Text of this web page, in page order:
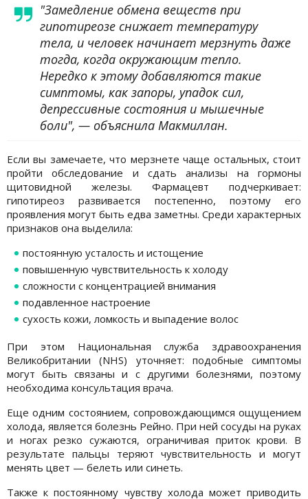
"Замедление обмена веществ при
гипотиреозе снижает температуру
тела, и человек начинает мерзнуть даже
тогда, когда окружающим тепло.
Нередко к этому добавляются такие
симптомы, как запоры, упадок сил,
депрессивные состояния и мышечные
боли", — объяснила Макмиллан.
Если вы замечаете, что мерзнете чаще остальных, стоит
пройти обследование и сдать анализы на гормоны
щитовидной железы. Фармацевт подчеркивает:
гипотиреоз развивается постепенно, поэтому его
проявления могут быть едва заметны. Среди характерных
признаков она выделила:
постоянную усталость и истощение
повышенную чувствительность к холоду
сложности с концентрацией внимания
подавленное настроение
сухость кожи, ломкость и выпадение волос
При этом Национальная служба здравоохранения
Великобритании (NHS) уточняет: подобные симптомы
могут быть связаны и с другими болезнями, поэтому
необходима консультация врача.
Еще одним состоянием, сопровождающимся ощущением
холода, является болезнь Рейно. При ней сосуды на руках
и ногах резко сужаются, ограничивая приток крови. В
результате пальцы теряют чувствительность и могут
менять цвет — белеть или синеть.
Также к постоянному чувству холода может приводить